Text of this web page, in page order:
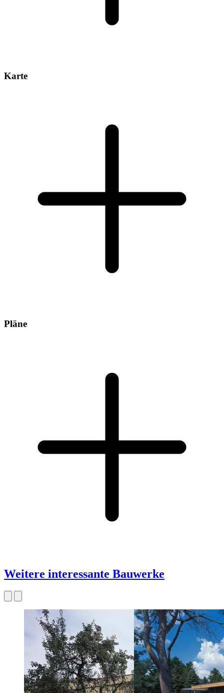
Karte
Pläne
Weitere interessante Bauwerke